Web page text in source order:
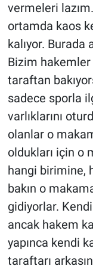
vermeleri
ortamda kaos
kalıyor.
Bizim hakemler
taraftan
sadece sporla
varlıklarını
olanlar o
oldukları için o
hangi birimine,
bakın o
gidiyorlar.
ancak hakem
yapınca kendi
taraftarı